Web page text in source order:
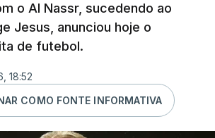
o Al Nassr, sucedendo ao
Jesus, anunciou hoje o
de futebol.
18:52
COMO FONTE INFORMATIVA